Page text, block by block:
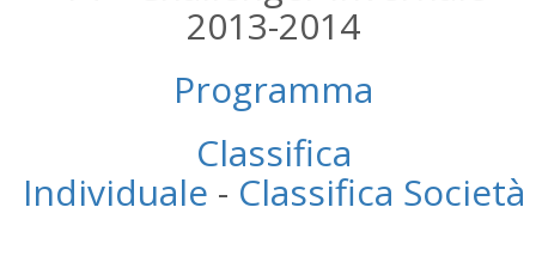
2013-2014
Programma
Classifica
Individuale - Classifica Società